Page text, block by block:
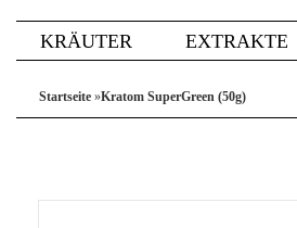
KRÄUTER EXTRAKTE
Startseite »Kratom SuperGreen (50g)